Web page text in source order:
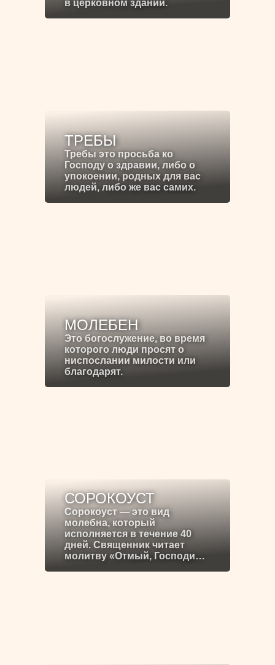
в церковном здании.
ТРЕБЫ
Требы это просьба ко
Господу о здравии, либо о
упокоении, родных для вас
людей, либо же вас самих.
МОЛЕБЕН
Это богослужение, во время
которого люди просят о
ниспослании милости или
благодарят.
СОРОКОУСТ
Сорокоуст — это вид
молебна, который
исполняется в течение 40
дней. Священник читает
молитву «Отмый, Господи…